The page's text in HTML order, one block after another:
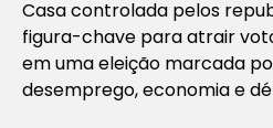
Casa controlada pelos
figura-chave para atrair
em uma eleição marcada
desemprego, economia e